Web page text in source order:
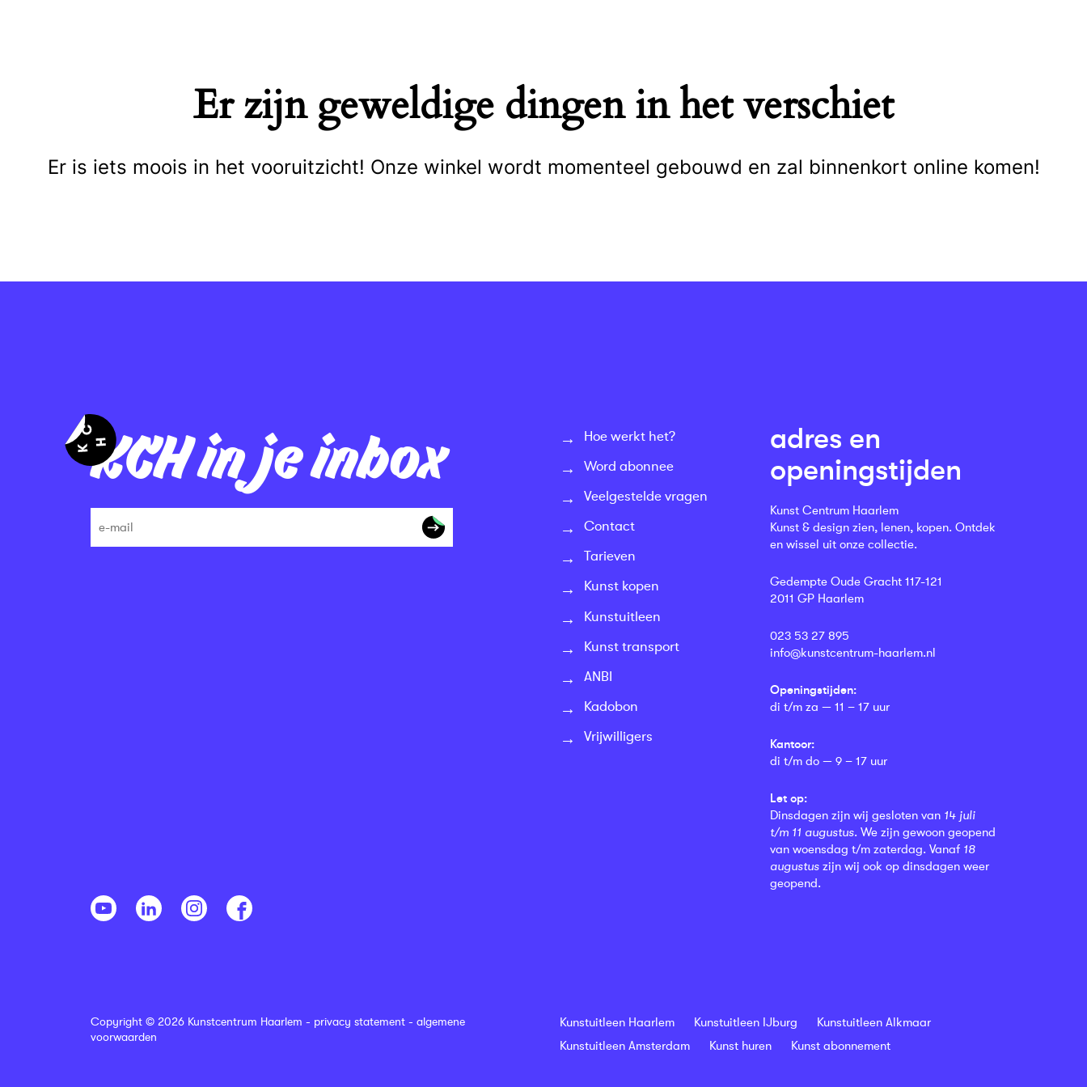
Er zijn geweldige dingen in het verschiet
Er is iets moois in het vooruitzicht! Onze winkel wordt momenteel gebouwd en zal binnenkort online komen!
KCH in je inbox
Hoe werkt het?
Word abonnee
Veelgestelde vragen
Contact
Tarieven
Kunst kopen
Kunstuitleen
Kunst transport
ANBI
Kadobon
Vrijwilligers
adres en
openingstijden
Kunst Centrum Haarlem
Kunst & design zien, lenen, kopen. Ontdek
en wissel uit onze collectie.
Gedempte Oude Gracht 117-121
2011 GP Haarlem
023 53 27 895
info@kunstcentrum-haarlem.nl
Openingstijden:
di t/m za — 11 – 17 uur
Kantoor:
di t/m do — 9 – 17 uur
Let op:
Dinsdagen zijn wij gesloten van 14 juli
t/m 11 augustus. We zijn gewoon geopend
van woensdag t/m zaterdag. Vanaf 18
augustus zijn wij ook op dinsdagen weer
geopend.
Copyright © 2026 Kunstcentrum Haarlem - privacy statement - algemene
voorwaarden
Kunstuitleen Haarlem Kunstuitleen IJburg
Kunstuitleen Alkmaar
Kunstuitleen Amsterdam
Kunst huren Kunst abonnement